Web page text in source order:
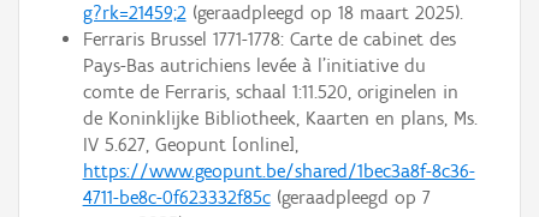
g?rk=21459;2(geraadpleegd op 18 maart 2025).
Ferraris Brussel 1771-1778: Carte de cabinet des
Pays-Bas autrichiens levée à l'initiative du
comte de Ferraris, schaal 1:11.520, originelen in
de Koninklijke Bibliotheek, Kaarten en plans, Ms.
IV 5.627, Geopunt [online],
https://www.geopunt.be/shared/1bec3a8f-8c36-
4711-be8c-0f623332f85c(geraadpleegd op 7